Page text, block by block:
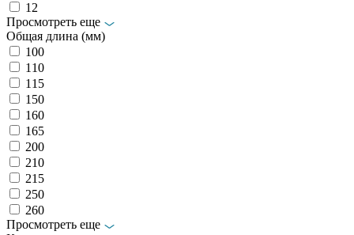
12
Просмотреть еще
Общая длина (мм)
100
110
115
150
160
165
200
210
215
250
260
Просмотреть еще